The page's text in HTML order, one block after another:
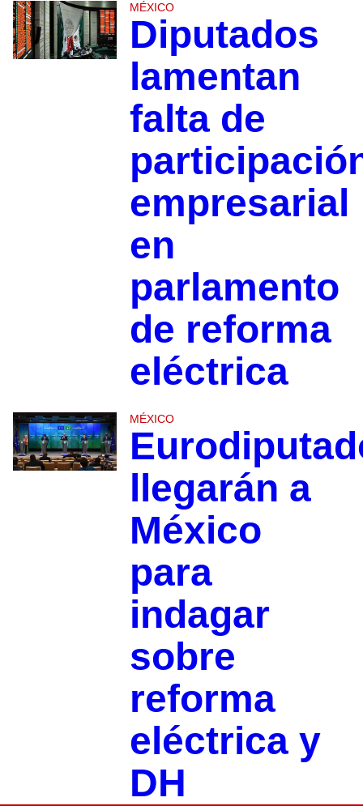
MÉXICO
Diputados
lamentan
falta de
empresarial
en
parlamento
de reforma
eléctrica
MÉXICO
llegarán a
México
para
indagar
sobre
reforma
eléctrica y
DH